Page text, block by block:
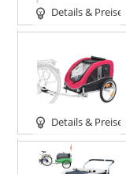
Details & Preise
Details & Preise